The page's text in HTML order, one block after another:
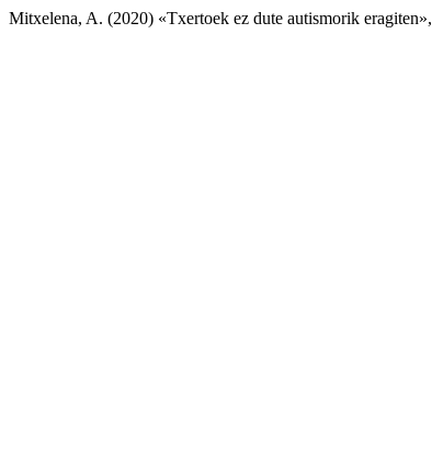
Mitxelena, A. (2020) «Txertoek ez dute autismorik eragiten»,